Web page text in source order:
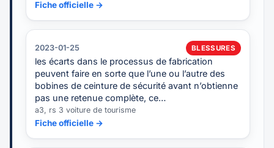
Fiche officielle →
2023-01-25 BLESSURES
les écarts dans le processus de fabrication
peuvent faire en sorte que l’une ou l’autre des
bobines de ceinture de sécurité avant n’obtienne
pas une retenue complète, ce…
a3, rs 3 voiture de tourisme
Fiche officielle →